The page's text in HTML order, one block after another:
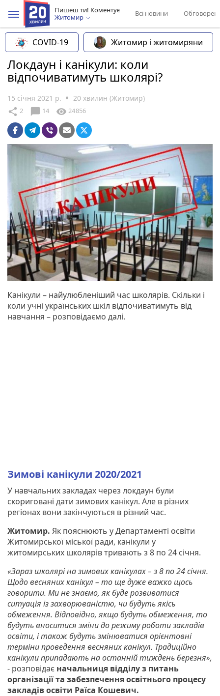
Пишеш ти! Коментує
Житомир
Всі новини
COVID-19 Житомир і житомиряни
Локдаун і канікули: коли
відпочиватимуть школярі?
15 січня 2021 р. 20 хвилин (Житомир)
share 2 chat_bubble 14 visibility 24856
Канікули – найулюбленіший час школярів. Скільки і
коли учні українських шкіл відпочиватимуть від
навчання – розповідаємо далі.
Зимові канікули 2020/2021
У навчальних закладах через локдаун були
скориговані дати зимових канікул. Але в різних
регіонах вони закінчуються в різний час.
Житомир. Як пояснюють у Департаменті освіти
Житомирської міської ради, канікули у
житомирських школярів тривають з 8 по 24 січня.
«Зараз школярі на зимових канікулах – з 8 по 24 січня.
Щодо весняних канікул – то ще дуже важко щось
говорити. Ми не знаємо, як буде розвиватися
ситуація із захворюваністю, чи будуть якісь
обмеження. Відповідно, якщо будуть обмеження, то
будуть вноситися зміни до режиму роботи закладів
освіти, і також будуть змінюватися орієнтовні
терміни проведення весняних канікул. Традиційно
канікули припадають на останній тиждень березня»,
- розповідає начальниця відділу з питань
організації та забезпечення освітнього процесу
закладів освіти Раїса Кошевич.